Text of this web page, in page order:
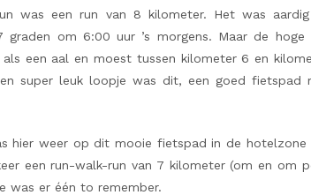
was een run van 8 kilometer. Het was
graden om 6:00 uur ’s morgens. Maar de hoge
een aal en moest tussen kilometer 6 en
super leuk loopje was dit, een goed fietspad
hier weer op dit mooie fietspad in de hotelzone
een run-walk-run van 7 kilometer (om en om
was er één to remember.